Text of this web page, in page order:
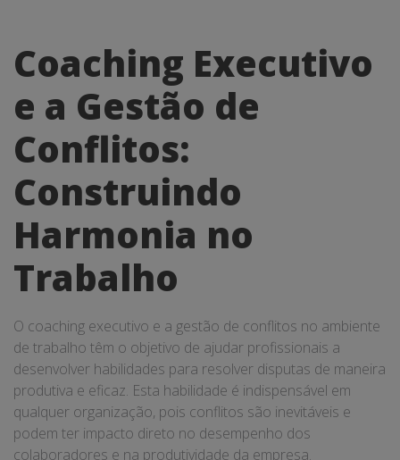
Coaching Executivo
e a Gestão de
Conflitos:
Construindo
Harmonia no
Trabalho
O coaching executivo e a gestão de conflitos no ambiente
de trabalho têm o objetivo de ajudar profissionais a
desenvolver habilidades para resolver disputas de maneira
produtiva e eficaz. Esta habilidade é indispensável em
qualquer organização, pois conflitos são inevitáveis e
podem ter impacto direto no desempenho dos
colaboradores e na produtividade da empresa.